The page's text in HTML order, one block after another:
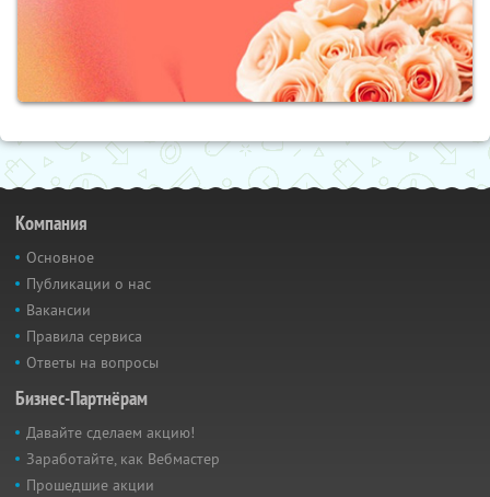
Компания
Основное
Публикации о нас
Вакансии
Правила сервиса
Ответы на вопросы
Бизнес-Партнёрам
Давайте сделаем акцию!
Заработайте, как Вебмастер
Прошедшие акции